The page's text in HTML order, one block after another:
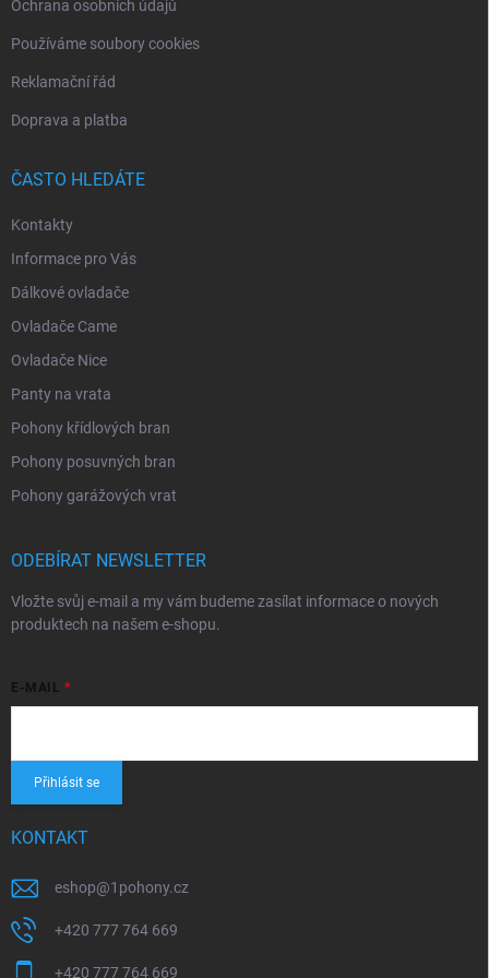
Ochrana osobních údajů
Používáme soubory cookies
Reklamační řád
Doprava a platba
ČASTO HLEDÁTE
Kontakty
Informace pro Vás
Dálkové ovladače
Ovladače Came
Ovladače Nice
Panty na vrata
Pohony křídlových bran
Pohony posuvných bran
Pohony garážových vrat
ODEBÍRAT NEWSLETTER
Vložte svůj e-mail a my vám budeme zasílat informace o nových
produktech na našem e-shopu.
E-MAIL
Přihlásit se
KONTAKT
eshop@1pohony.cz
+420 777 764 669
+420 777 764 669